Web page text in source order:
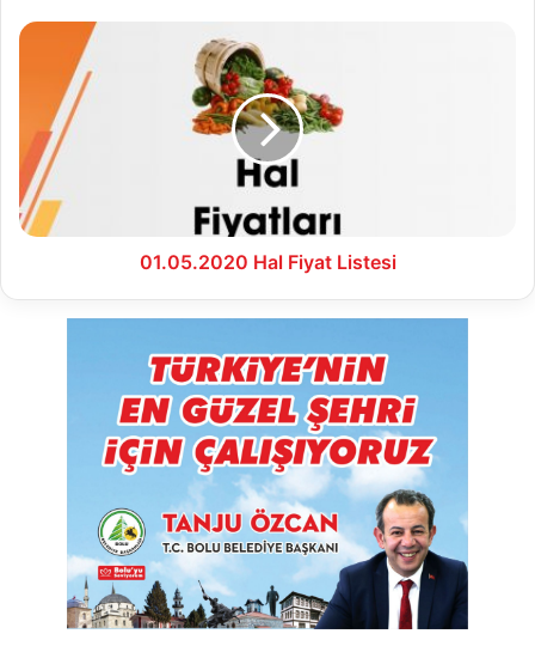
01.05.2020
Listesi
01.05.2020 Hal Fiyat Listesi